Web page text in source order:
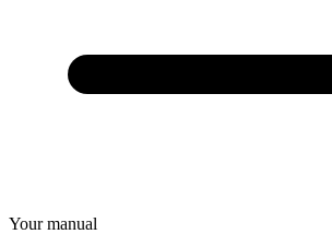
Your manual